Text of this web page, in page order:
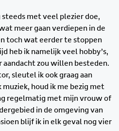
met veel plezier doe,
meer gaan verdiepen in de
toch wat eerder te stoppen
heb ik namelijk veel hobby’s,
aandacht zou willen besteden.
sleutel ik ook graag aan
houd ik me bezig met
regelmatig met mijn vrouw of
in de omgeving van
blijf ik in elk geval nog vier